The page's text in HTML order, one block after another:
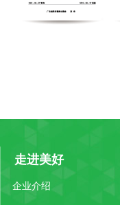
走进美好
企业介绍